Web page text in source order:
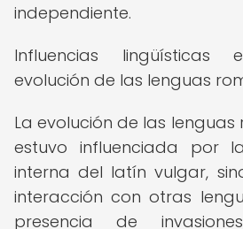
independiente.
Influencias lingüísticas
evolución de las lenguas
La evolución de las
estuvo influenciada por
interna del latín vulgar,
interacción con otras
presencia de